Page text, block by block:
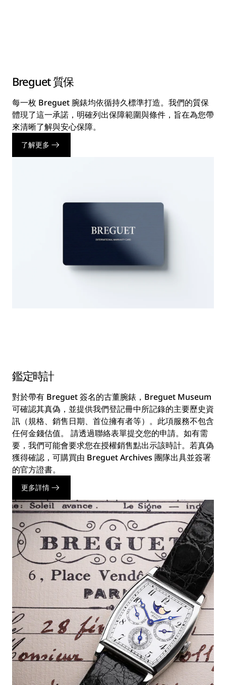
Breguet 質保
每一枚 Breguet 腕錶均依循持久標準打造。我們的質保
體現了這一承諾，明確列出保障範圍與條件，旨在為您帶
來清晰了解與安心保障。
了解更多
鑑定時計
對於帶有 Breguet 簽名的古董腕錶，Breguet Museum
可確認其真偽，並提供我們登記冊中所記錄的主要歷史資
訊（規格、銷售日期、首位擁有者等）。此項服務不包含
任何金錢估值。 請透過聯絡表單提交您的申請。如有需
要，我們可能會要求您在授權銷售點出示該時計。若真偽
獲得確認，可購買由 Breguet Archives 團隊出具並簽署
的官方證書。
更多詳情